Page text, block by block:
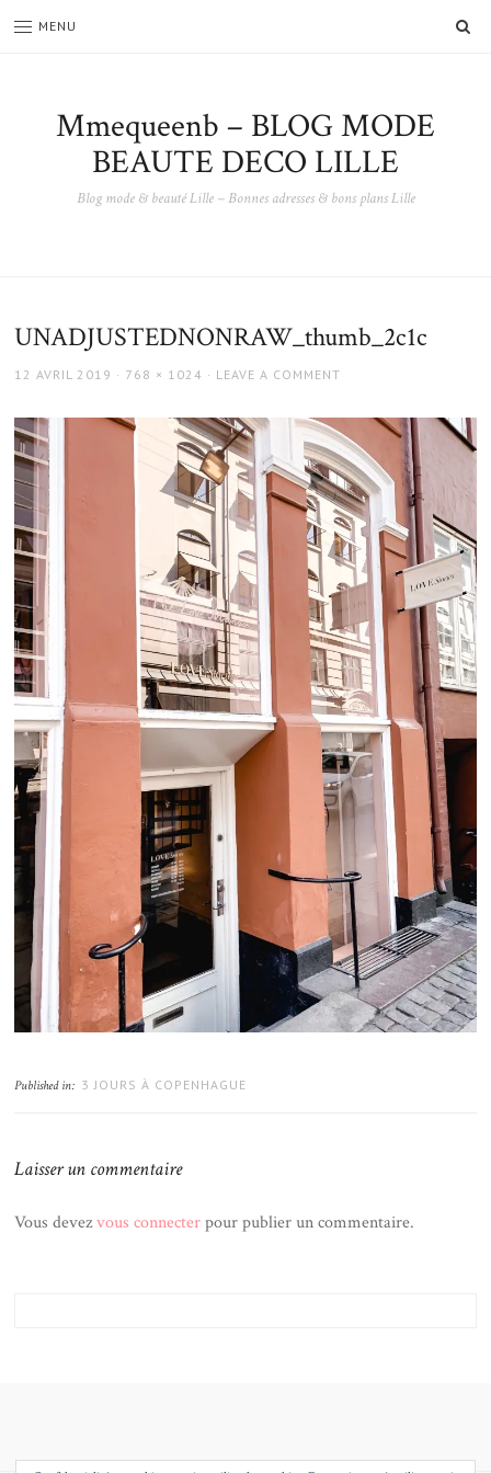
MENU
Mmequeenb – BLOG MODE
BEAUTE DECO LILLE
Blog mode & beauté Lille – Bonnes adresses & bons plans Lille
UNADJUSTEDNONRAW_thumb_2c1c
POSTED
12 AVRIL 2019
FULL
768 × 1024 LEAVE A COMMENT
Published in: 3 JOURS À COPENHAGUE
Laisser un commentaire
Vous devezvous connecterpour publier un commentaire.